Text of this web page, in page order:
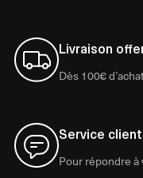
Livraison
Dès 100€
Service
Pour répondre